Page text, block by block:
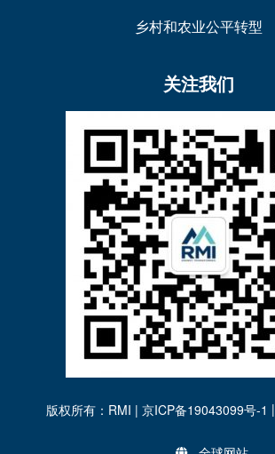
乡村和农业公平转型
关注我们
版权所有：RMI | 京ICP备19043099号-1 |